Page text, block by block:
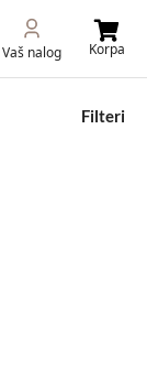
Vaš nalog Korpa
Filteri